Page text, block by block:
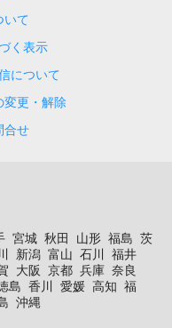
いて
く表示
について
変更・解除
合せ
宮城 秋田 山形 福島 茨
新潟 富山 石川
福井
大阪 京都 兵庫 奈良
島 香川 愛媛 高知 福
沖縄